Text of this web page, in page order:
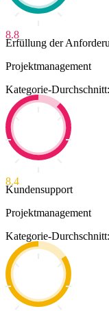
8.8
Erfüllung der
Projektmanagement
Kategorie-
8.4
Kundensupport
Projektmanagement
Kategorie-